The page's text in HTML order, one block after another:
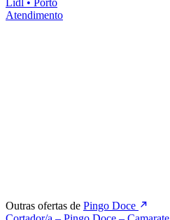
Lidl • Porto
Atendimento
Outras ofertas de Pingo Doce